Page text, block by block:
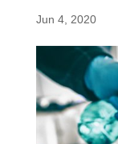
Jun 4, 2020